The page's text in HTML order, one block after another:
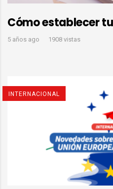
Cómo establecer
5 años ago 1908 vistas
INTERNACIONAL